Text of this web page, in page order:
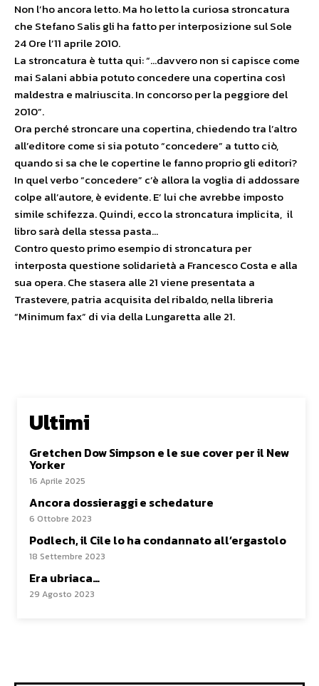
Non l’ho ancora letto. Ma ho letto la curiosa stroncatura
che Stefano Salis gli ha fatto per interposizione sul Sole
24 Ore l’11 aprile 2010.
La stroncatura è tutta qui: “…davvero non si capisce come
mai Salani abbia potuto concedere una copertina così
maldestra e malriuscita. In concorso per la peggiore del
2010”.
Ora perché stroncare una copertina, chiedendo tra l’altro
all’editore come si sia potuto “concedere” a tutto ciò,
quando si sa che le copertine le fanno proprio gli editori?
In quel verbo “concedere” c’è allora la voglia di addossare
colpe all’autore, è evidente. E’ lui che avrebbe imposto
simile schifezza. Quindi, ecco la stroncatura implicita, il
libro sarà della stessa pasta…
Contro questo primo esempio di stroncatura per
interposta questione solidarietà a Francesco Costa e alla
sua opera. Che stasera alle 21 viene presentata a
Trastevere, patria acquisita del ribaldo, nella libreria
“Minimum fax” di via della Lungaretta alle 21.
Ultimi
Gretchen Dow Simpson e le sue cover per il New
Yorker
16 Aprile 2025
Ancora dossieraggi e schedature
6 Ottobre 2023
Podlech, il Cile lo ha condannato all’ergastolo
18 Settembre 2023
Era ubriaca…
29 Agosto 2023